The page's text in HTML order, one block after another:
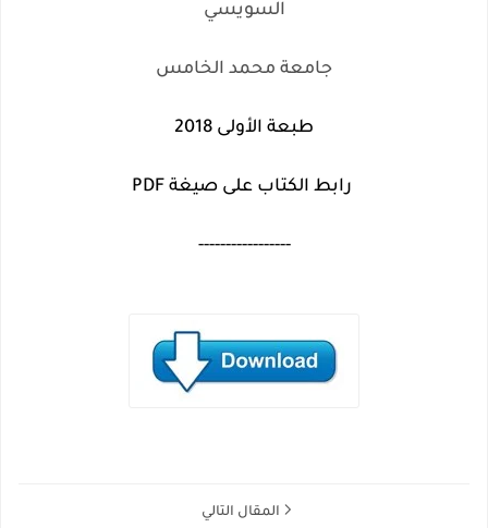
السويسي
جامعة محمد الخامس
طبعة الأولى 2018
رابط الكتاب على صيغة PDF
-----------------
المقال التالي